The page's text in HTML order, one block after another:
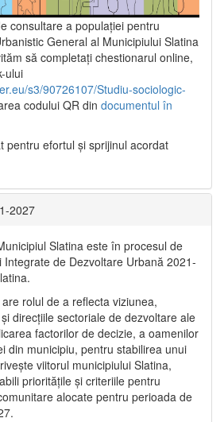
consultare a populaţiei pentru
General al Municipiului Slatina
să completați chestionarul online,
ului
s3/90726107/Studiu-sociologic-
codului QR din documentul în
pentru efortul şi sprijinul acordat
2027
Slatina este în procesul de
de Dezvoltare Urbană 2021‐
rolul de a reflecta viziunea,
direcțiile sectoriale de dezvoltare ale
factorilor de decizie, a oamenilor
din municipiu, pentru stabilirea unui
viitorul municipiului Slatina,
prioritățile și criteriile pentru
alocate pentru perioada de